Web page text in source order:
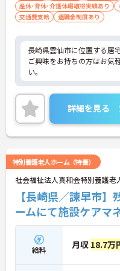
産休･育休･介護休暇取得実績あり
交通費支給
退職金制度あり
長崎県雲仙市に位置する居
ご興味をお持ちの方はお気
い。
詳細を見る
特別養護老人ホーム（特養）
社会福祉法人真和会特別養護
【長崎県／諫早市
ームにて施設ケアマ
給料 月収 18.7万